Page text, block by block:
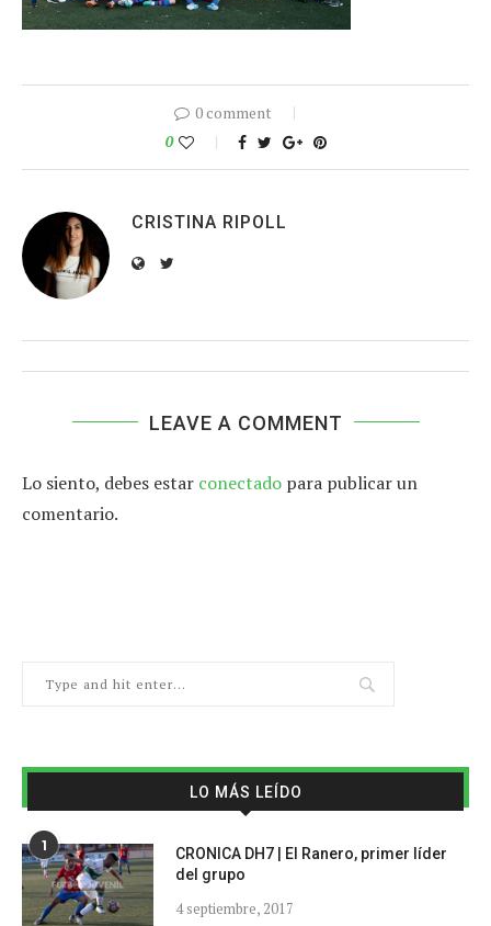
0 comment
0
CRISTINA RIPOLL
LEAVE A COMMENT
Lo siento, debes estar conectado para publicar un
comentario.
LO MÁS LEÍDO
1
CRONICA DH7 | El Ranero, primer líder
del grupo
4 septiembre, 2017